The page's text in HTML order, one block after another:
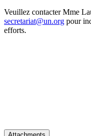
Veuillez contacter Mme
secretariat@un.org pour
efforts.